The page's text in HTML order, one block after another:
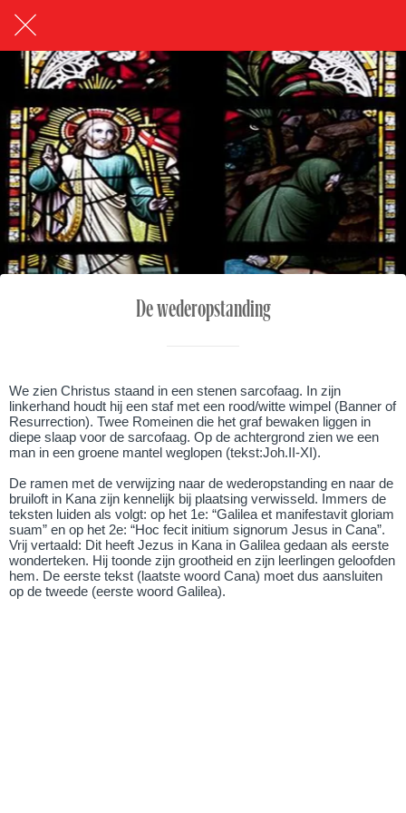
De wederopstanding
We zien Christus staand in een stenen sarcofaag. In zijn
linkerhand houdt hij een staf met een rood/witte wimpel (Banner of
Resurrection). Twee Romeinen die het graf bewaken liggen in
diepe slaap voor de sarcofaag. Op de achtergrond zien we een
man in een groene mantel weglopen (tekst:Joh.II-XI).
De ramen met de verwijzing naar de wederopstanding en naar de
bruiloft in Kana zijn kennelijk bij plaatsing verwisseld. Immers de
teksten luiden als volgt: op het 1e: “Galilea et manifestavit gloriam
suam” en op het 2e: “Hoc fecit initium signorum Jesus in Cana”.
Vrij vertaald: Dit heeft Jezus in Kana in Galilea gedaan als eerste
wonderteken. Hij toonde zijn grootheid en zijn leerlingen geloofden
hem. De eerste tekst (laatste woord Cana) moet dus aansluiten
op de tweede (eerste woord Galilea).